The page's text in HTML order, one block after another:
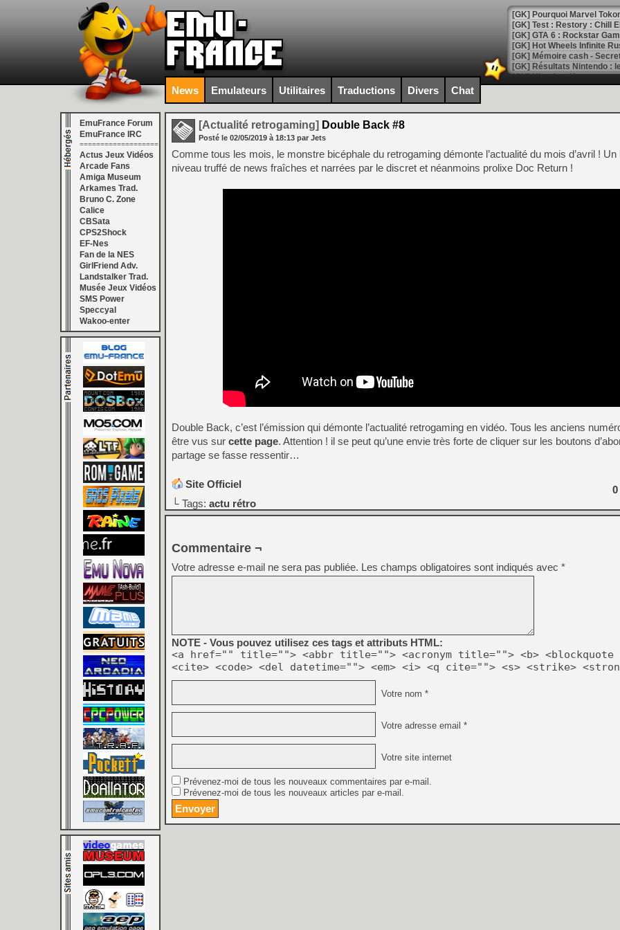
[GK] Pourquoi Marvel
[GK] Test : Restory : Chill
[GK] GTA 6 : Rockstar
[GK] Hot Wheels Infinite
[GK] Mémoire cash -
[GK] Résultats Nintendo :
[GK] Déjà des
[Mo5] Brickboy cherche à
[GK] Minecraft et ses «
[GK] Beast of
[GK] Ubisoft : fin de partie
[GK] Mémoire cash -
[GK] Dan Houser (GTA)
[GK] Comment EA Sports
[GK] Crimson Moon : un
[GK] Isle of Reveries : le
[GK] Moonlighter 2 : The
[GK] Capcom relance
[Mo5] Deux inédits du
[GK] Le beat'em up The
[GK] Endless Legend 2 :
[LS] [PS5] Le WebKit
[GK] Oubliez Crazy Taxi,
[LS] [Switch] NSZ 5.0.0
[GK] No More Room in
[GK] Un chatbot Atelier
[GK] Mémoire cash -
[GK] Nvidia : le prix des
[GK] Suikoden Star Leap
[Mo5] La mini borne
News Emulateurs Utilitaires Traductions Divers Chat
EmuFrance Forum
EmuFrance IRC
===================
Actus Jeux Vidéos
Arcade Fans
Amiga Museum
Arkames Trad.
Bruno C. Zone
Calice
CBSata
CPS2Shock
EF-Nes
Fan de la NES
GirlFriend Adv.
Landstalker Trad.
Musée Jeux Vidéos
SMS Power
Speccyal
Wakoo-enter
[Actualité retrogaming] Double Back #8
Posté le 02/05/2019 à 18:13 par Jets
Comme tous les mois, le monstre bicéphale du retrogaming démonte l’actualité du mois d’avril ! Un
niveau truffé de news fraîches et narrées par le discret et néanmoins prolixe Doc Return !
Double Back, c’est l’émission qui démonte l’actualité retrogaming en vidéo. Tous les anciens
être vus sur cette page. Attention ! il se peut qu’une envie très forte de cliquer sur les boutons
partage se fasse ressentir…
Site Officiel
└ Tags: actu rétro
0
Commentaire ¬
Votre adresse e-mail ne sera pas publiée. Les champs obligatoires sont indiqués avec *
NOTE - Vous pouvez utilisez ces tags et attributs HTML:
<a href="" title=""> <abbr title=""> <acronym title=""> <b> <blockquote
<cite> <code> <del datetime=""> <em> <i> <q cite=""> <s> <strike>
Votre nom *
Votre adresse email *
Votre site internet
Prévenez-moi de tous les nouveaux commentaires par e-mail.
Prévenez-moi de tous les nouveaux articles par e-mail.